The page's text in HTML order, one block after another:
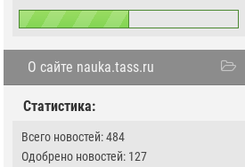
О сайте nauka.tass.ru
Статистика:
Всего новостей: 484
Одобрено новостей: 127